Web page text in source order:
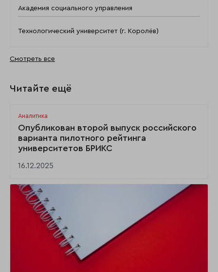
Академия социального управления
Технологический университет (г. Королёв)
Смотреть все
Читайте ещё
Аналитика
Опубликован второй выпуск российского
варианта пилотного рейтинга
университетов БРИКС
16.12.2025